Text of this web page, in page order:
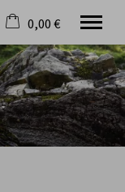
0,00 €
×